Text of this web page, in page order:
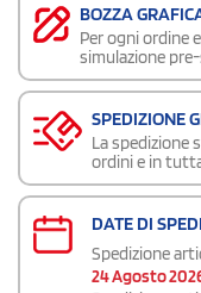
BOZZA
Per ogni ordine
simulazione
SPEDIZIONE
La spedizione
ordini e in
DATE DI
Spedizione
24 Agosto